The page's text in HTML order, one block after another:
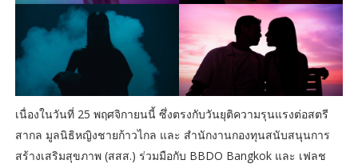
เนื่องในวันที่ 25 พฤศจิกายนนี้ ซึ่งตรงกับวันยุติความรุนแรงต่อสตรี
สากล มูลนิธิหญิงชายก้าวไกล และ สำนักงานกองทุนสนับสนุนการ
สร้างเสริมสุขภาพ (สสส.) ร่วมมือกับ BBDO Bangkok และ เฟลช